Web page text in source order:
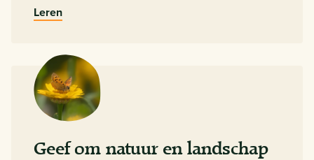
Leren
Geef om natuur en landschap